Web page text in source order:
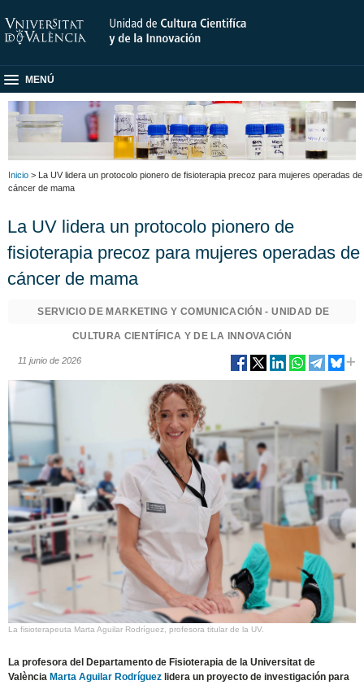
MENÚ
Inicio > La UV lidera un protocolo pionero de fisioterapia precoz para mujeres operadas de
cáncer de mama
La UV lidera un protocolo pionero de
fisioterapia precoz para mujeres operadas de
cáncer de mama
SERVICIO DE MARKETING Y COMUNICACIÓN - UNIDAD DE
CULTURA CIENTÍFICA Y DE LA INNOVACIÓN
11 junio de 2026
La fisioterapeuta Marta Aguilar Rodríguez, profesora titular de la UV.
La profesora del Departamento de Fisioterapia de la Universitat de
València Marta Aguilar Rodríguez lidera un proyecto de investigación para